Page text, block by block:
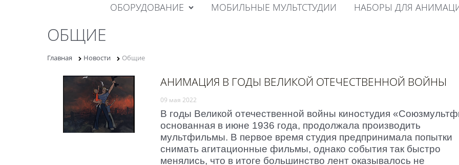
ОБОРУДОВАНИЕ МОБИЛЬНЫЕ МУЛЬТСТУДИИ НАБОРЫ ДЛЯ
ОБЩИЕ
Главная Новости Общие
АНИМАЦИЯ В ГОДЫ ВЕЛИКОЙ ОТЕЧЕСТВЕННОЙ ВОЙНЫ
09 мая 2022
В годы Великой отечественной войны киностудия
основанная в июне 1936 года, продолжала производить
мультфильмы. В первое время студия предпринимала попытки
снимать агитационные фильмы, однако события так быстро
менялись, что в итоге большинство лент оказывалось не